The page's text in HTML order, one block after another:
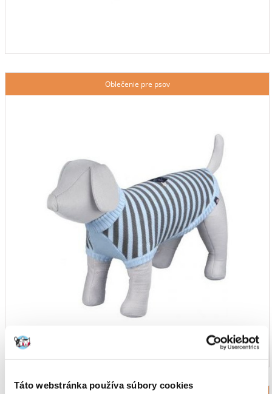
Táto webstránka používa súbory cookies
Oblečenie pre psov